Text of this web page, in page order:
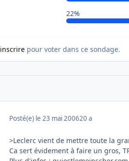
22%
inscrire pour voter dans ce sondage.
Posté(e) le 23 mai 200620 a
>Leclerc vient de mettre toute la
Ca sert évidement à faire un gros,